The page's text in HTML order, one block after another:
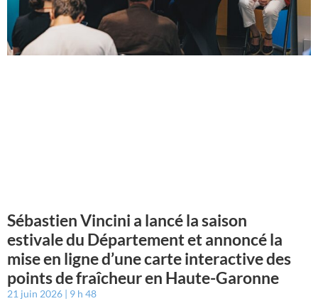
Sébastien Vincini a lancé la saison
estivale du Département et annoncé la
mise en ligne d’une carte interactive des
points de fraîcheur en Haute-Garonne
21 juin 2026 9 h 48